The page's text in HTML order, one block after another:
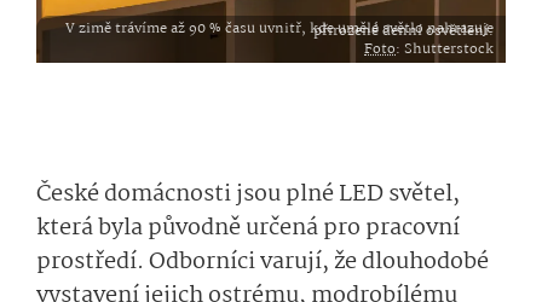
V zimě trávíme až 90 % času uvnitř, kde umělé světlo nahrazuje přirozené denní osvětlení.
Foto: Shutterstock
České domácnosti jsou plné LED světel,
která byla původně určená pro pracovní
prostředí. Odborníci varují, že dlouhodobé